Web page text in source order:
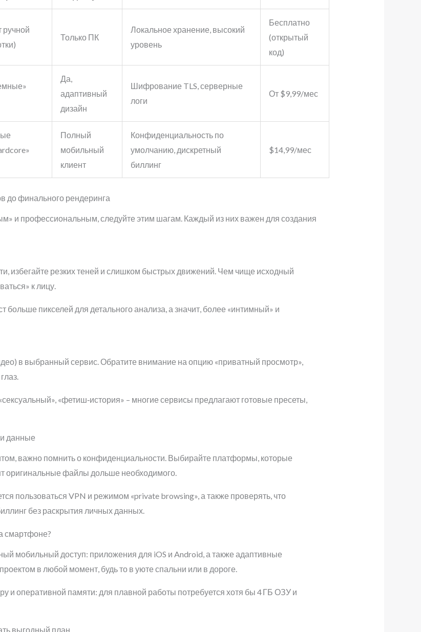
ручной
Только ПК
Локальное хранение, высокий
уровень
Бесплатно
(открытый
код)
Да,
адаптивный
дизайн
Шифрование TLS, серверные
логи
От $9,99/мес
Полный
мобильный
клиент
Конфиденциальность по
умолчанию, дискретный
биллинг
$14,99/мес
до финального рендеринга
и профессиональным, следуйте этим шагам. Каждый из них важен для создания
избегайте резких теней и слишком быстрых движений. Чем чище исходный
к лицу.
пикселей для детального анализа, а значит, более «интимный» и
в выбранный сервис. Обратите внимание на опцию «приватный просмотр»,
«фетиш‑история» – многие сервисы предлагают готовые пресеты,
данные
важно помнить о конфиденциальности. Выбирайте платформы, которые
оригинальные файлы дольше необходимого.
пользоваться VPN и режимом «private browsing», а также проверять, что
без раскрытия личных данных.
смартфоне?
мобильный доступ: приложения для iOS и Android, а также адаптивные
в любой момент, будь то в уюте спальни или в дороге.
и оперативной памяти: для плавной работы потребуется хотя бы 4 ГБ ОЗУ и
выгодный план